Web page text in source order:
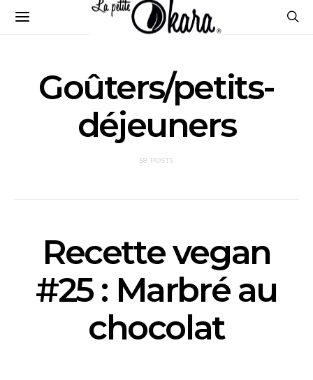
Goûters/petits-
déjeuners
58 POSTS
Recette vegan
#25 : Marbré au
chocolat